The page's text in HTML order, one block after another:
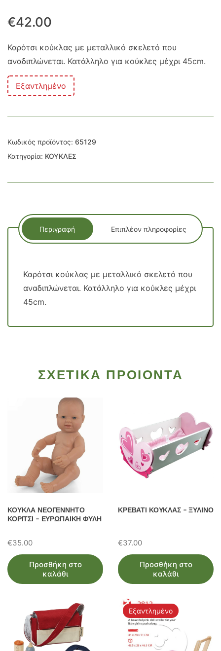
€42.00
Καρότσι κούκλας με μεταλλικό σκελετό που
αναδιπλώνεται. Κατάλληλο για κούκλες μέχρι 45cm.
Εξαντλημένο
Κωδικός προϊόντος: 65129
Κατηγορία: ΚΟΥΚΛΕΣ
Περιγραφή Επιπλέον πληροφορίες
Καρότσι κούκλας με μεταλλικό σκελετό που
αναδιπλώνεται. Κατάλληλο για κούκλες μέχρι
45cm.
ΣΧΕΤΙΚΑ ΠΡΟΙΟΝΤΑ
ΚΟΥΚΛΑ ΝΕΟΓΕΝΝΗΤΟ
ΚΟΡΙΤΣΙ – ΕΥΡΩΠΑΙΚΗ ΦΥΛΗ
€35.00
Προσθήκη στο
καλάθι
ΚΡΕΒΑΤΙ ΚΟΥΚΛΑΣ – ΞΥΛΙΝΟ
€37.00
Προσθήκη στο
καλάθι
Εξαντλημένο